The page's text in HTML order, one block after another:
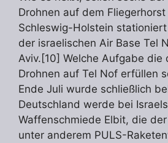
Drohnen auf dem Fliegerhorst
Schleswig-Holstein
der israelischen Air Base Tel
Aviv.[10] Welche Aufgabe die
Drohnen auf Tel Nof erfüllen
Ende Juli wurde schließlich
Deutschland werde bei
Waffenschmiede Elbit, die
unter anderem PULS-